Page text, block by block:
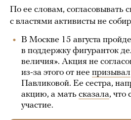
По ее словам, согласовывать
с властями активисты не
В Москве 15 августа
в поддержку фигуранток
величия». Акция не
из-за этого от нее призывал
Павликовой. Ее сестра,
акцию, а мать сказала, что
участие.